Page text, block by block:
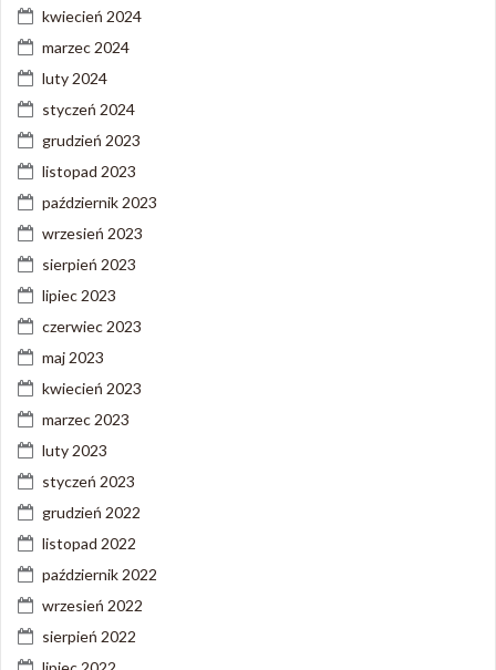
kwiecień 2024
marzec 2024
luty 2024
styczeń 2024
grudzień 2023
listopad 2023
październik 2023
wrzesień 2023
sierpień 2023
lipiec 2023
czerwiec 2023
maj 2023
kwiecień 2023
marzec 2023
luty 2023
styczeń 2023
grudzień 2022
listopad 2022
październik 2022
wrzesień 2022
sierpień 2022